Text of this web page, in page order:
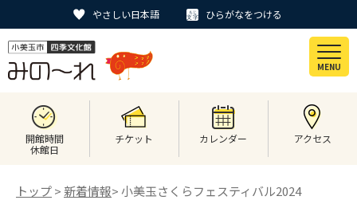
やさしい日本語 ひらがなをつける
MENU
開館時間
休館日
チケット カレンダー アクセス
トップ> 新着情報> 小美玉さくらフェスティバル2024